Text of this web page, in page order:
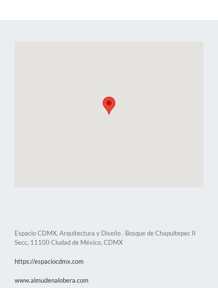
Espacio CDMX, Arquitectura y Diseño . Bosque de Chapultepec II
Secc, 11100 Ciudad de México, CDMX
https://espaciocdmx.com
www.almudenalobera.com